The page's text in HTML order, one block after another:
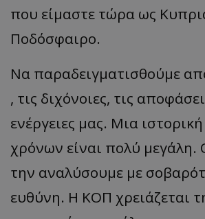
που είμαστε τώρα ως
Ποδόσφαιρο.
Να παραδειγματισθούμε
, τις διχόνοιες, τις
ενέργειες μας. Μια
χρόνων είναι πολύ μεγάλη.
την αναλύσουμε με
ευθύνη. Η ΚΟΠ χρειάζεται